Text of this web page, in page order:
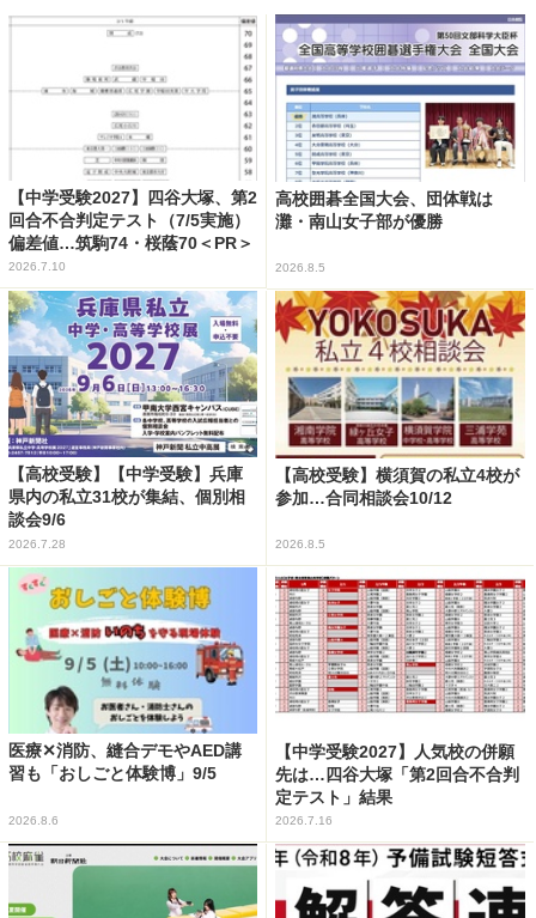
【中学受験2027】四谷大塚、第2
回合不合判定テスト（7/5実施）
偏差値…筑駒74・桜蔭70＜PR＞
2026.7.10
高校囲碁全国大会、団体戦は
灘・南山女子部が優勝
2026.8.5
【高校受験】【中学受験】兵庫
県内の私立31校が集結、個別相
談会9/6
2026.7.28
【高校受験】横須賀の私立4校が
参加…合同相談会10/12
2026.8.5
医療✕消防、縫合デモやAED講
習も「おしごと体験博」9/5
2026.8.6
【中学受験2027】人気校の併願
先は…四谷大塚「第2回合不合判
定テスト」結果
2026.7.16